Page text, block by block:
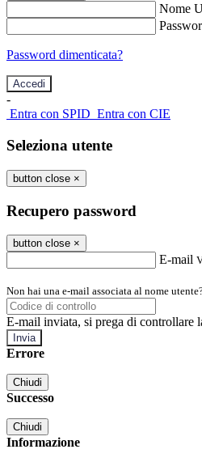
Nome
Password dimenticata?
-
Entra con SPID Entra con CIE
Seleziona utente
button close ×
Recupero password
button close ×
E-mail
Non hai una e-mail associata al nome
E-mail inviata, si prega di controllare
Errore
Chiudi
Successo
Chiudi
Informazione